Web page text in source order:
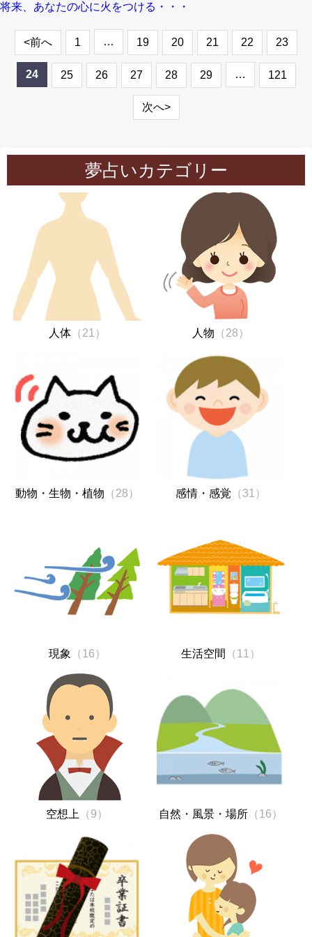
将来、あなたの心に火をつける・・・
<前へ 1 … 19 20 21 22 23
24 25 26 27 28 29 … 121
次へ>
夢占いカテゴリー
人体（21） 人物 （28）
動物・生物・植物 （28） 感情・感覚 （31）
現象 （16） 生活空間 （11）
空想上 （9） 自然・風景・場所（16）